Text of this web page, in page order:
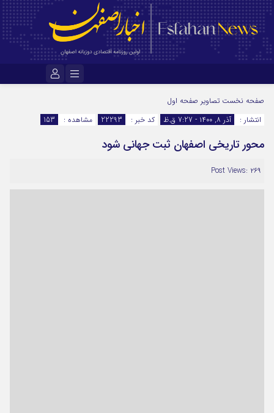
رمز عبور
مرا به خاطر بسپار
صفحه نخست تصاویر صفحه اول
انتشار :
آذر ۸, ۱۴۰۰ - 7:27 ق.ظ کد خبر : 22293 مشاهده : 153
محور تاریخی اصفهان ثبت جهانی شود
Post Views: ۲۶۹